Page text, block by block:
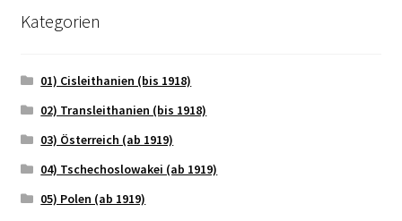
Kategorien
01) Cisleithanien (bis 1918)
02) Transleithanien (bis 1918)
03) Österreich (ab 1919)
04) Tschechoslowakei (ab 1919)
05) Polen (ab 1919)